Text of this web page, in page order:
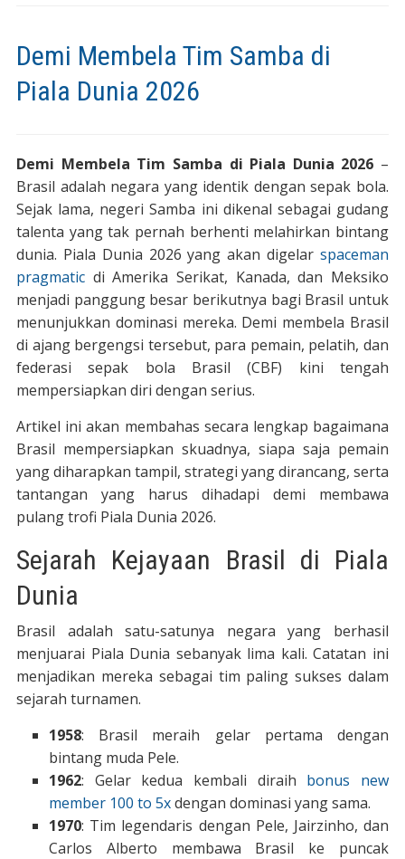
Demi Membela Tim Samba di
Piala Dunia 2026
Demi Membela Tim Samba di Piala Dunia 2026 –
Brasil adalah negara yang identik dengan sepak bola.
Sejak lama, negeri Samba ini dikenal sebagai gudang
talenta yang tak pernah berhenti melahirkan bintang
dunia. Piala Dunia 2026 yang akan digelarspaceman
pragmaticdi Amerika Serikat, Kanada, dan Meksiko
menjadi panggung besar berikutnya bagi Brasil untuk
menunjukkan dominasi mereka. Demi membela Brasil
di ajang bergengsi tersebut, para pemain, pelatih, dan
federasi sepak bola Brasil (CBF) kini tengah
mempersiapkan diri dengan serius.
Artikel ini akan membahas secara lengkap bagaimana
Brasil mempersiapkan skuadnya, siapa saja pemain
yang diharapkan tampil, strategi yang dirancang, serta
tantangan yang harus dihadapi demi membawa
pulang trofi Piala Dunia 2026.
Sejarah Kejayaan Brasil di Piala
Dunia
Brasil adalah satu-satunya negara yang berhasil
menjuarai Piala Dunia sebanyak lima kali. Catatan ini
menjadikan mereka sebagai tim paling sukses dalam
sejarah turnamen.
1958: Brasil meraih gelar pertama dengan
bintang muda Pele.
1962: Gelar kedua kembali diraih bonus new
member 100 to 5xdengan dominasi yang sama.
1970: Tim legendaris dengan Pele, Jairzinho, dan
Carlos Alberto membawa Brasil ke puncak